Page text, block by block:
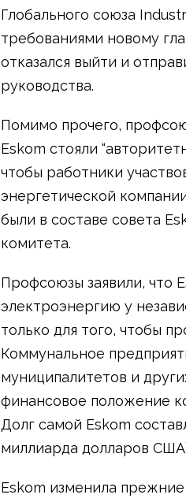
Глобального союза
требованиями новому
отказался выйти и
руководства.
Помимо прочего,
Eskom стояли
чтобы работники
энергетической
были в составе совета
комитета.
Профсоюзы заявили, что
электроэнергию у
только для того, чтобы
Коммунальное
муниципалитетов и
финансовое положение
Долг самой Eskom
миллиарда долларов
Eskom изменила